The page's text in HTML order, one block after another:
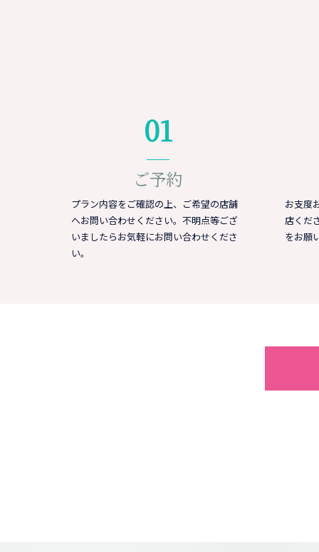
01
ご予約
プラン内容をご確認の上、ご希望の店舗
へお問い合わせください。不明点等ござ
いましたらお気軽にお問い合わせくださ
い。
お支度
店くだ
をお願